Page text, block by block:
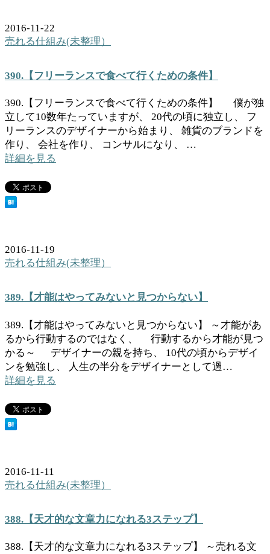
2016-11-22
売れる仕組み(未整理）
390.【フリーランスで食べて行くための条件】
390.【フリーランスで食べて行くための条件】 僕が独
立して10数年たっていますが、 20代の頃に独立し、 フ
リーランスのデザイナーから始まり、 雑貨のブランドを
作り、 会社を作り、 コンサルになり、 …
詳細を見る
2016-11-19
売れる仕組み(未整理）
389.【才能はやってみないと見つからない】
389.【才能はやってみないと見つからない】 ～才能があ
るから行動するのではなく、 行動するから才能が見つ
かる～ デザイナーの親を持ち、 10代の頃からデザイ
ンを勉強し、 人生の半分をデザイナーとして過…
詳細を見る
2016-11-11
売れる仕組み(未整理）
388.【天才的な文章力になれる3ステップ】
388.【天才的な文章力になれる3ステップ】 ～売れる文